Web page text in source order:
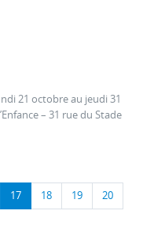
21 octobre au jeudi 31
– 31 rue du Stade
17 18 19 20